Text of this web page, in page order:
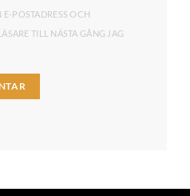
POSTADRESS OCH
TILL NÄSTA GÅNG JAG